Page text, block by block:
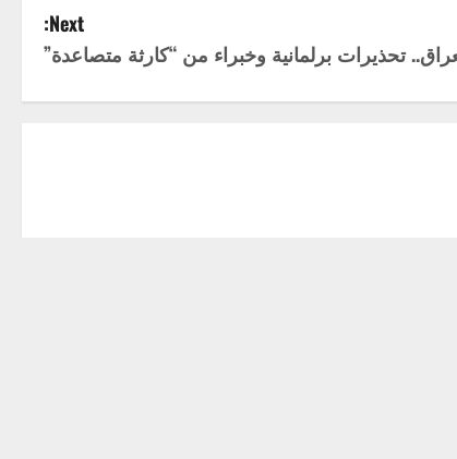
Next:
تحذيرات برلمانية وخبراء من “كارثة متصاعدة”